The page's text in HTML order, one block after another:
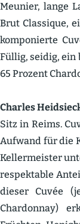
Meunier, lange
Brut Classique,
kompo­nierte
Füllig, seidig, ein
65 Prozent
Charles
Sitz in Reims.
Aufwand für die
Keller­meister
respek­table
dieser Cuvée
Chardonnay)